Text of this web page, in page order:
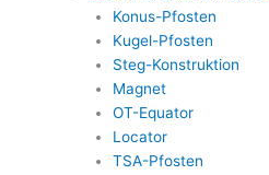
Konus-Pfosten
Kugel-Pfosten
Steg-Konstruktion
Magnet
OT-Equator
Locator
TSA-Pfosten